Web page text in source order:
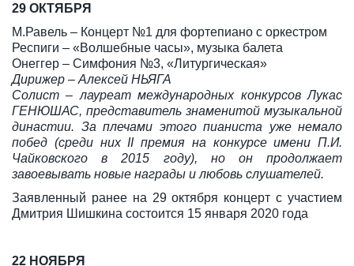
29 ОКТЯБРЯ
М.Равель – Концерт №1 для фортепиано с оркестром
Респиги – «Волшебные часы», музыка балета
Онеггер – Симфония №3, «Литургическая»
Дирижер – Алексей НЬЯГА
Солист – лауреат международных конкурсов Лукас
ГЕНЮШАС, представитель знаменитой музыкальной
династии. За плечами этого пианиста уже немало
побед (среди них II премия на конкурсе имени П.И.
Чайковского в 2015 году), но он продолжает
завоевывать новые награды и любовь слушателей.
Заявленный ранее на 29 октября концерт с участием
Дмитрия Шишкина состоится 15 января 2020 года
22 НОЯБРЯ